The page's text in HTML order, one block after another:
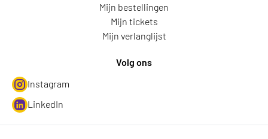
Mijn bestellingen
Mijn tickets
Mijn verlanglijst
Volg ons
Instagram
LinkedIn